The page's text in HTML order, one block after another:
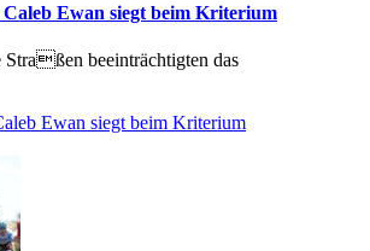
Ewan siegt beim Kriterium
Straßen beeinträchtigten das
Ewan siegt beim Kriterium